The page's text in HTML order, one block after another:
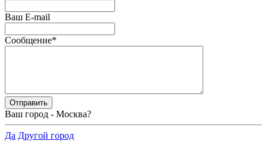
Ваш E-mail
Сообщение*
Ваш город - Москва?
Да Другой город